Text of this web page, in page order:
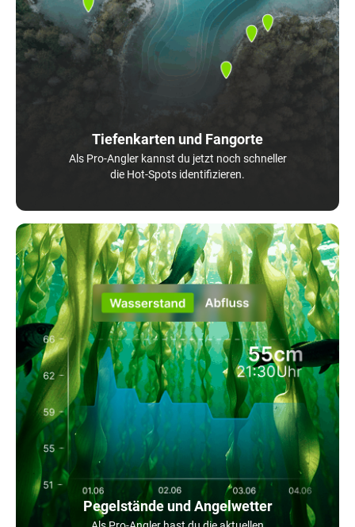
Tiefenkarten und Fangorte
Als Pro-Angler kannst du jetzt noch schneller
die Hot-Spots identifizieren.
Pegelstände und Angelwetter